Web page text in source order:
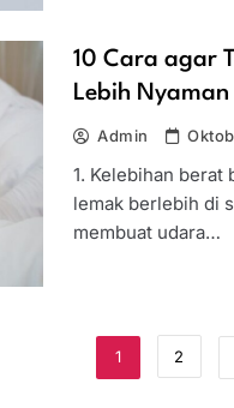
10 Cara agar
Lebih
Admin
1. Kelebihan berat
lemak berlebih di
membuat udara…
1 2